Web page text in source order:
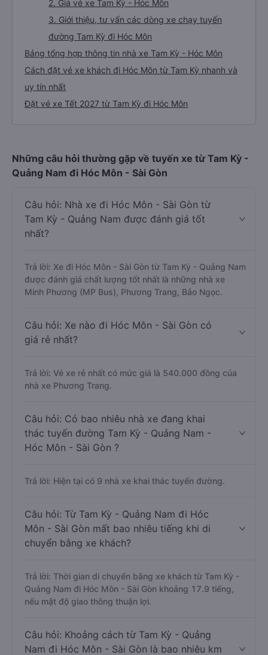
2. Giá vé xe Tam Kỳ - Hóc Môn
3. Giới thiệu, tư vấn các dòng xe chạy tuyến
đường Tam Kỳ đi Hóc Môn
Bảng tổng hợp thông tin nhà xe Tam Kỳ - Hóc Môn
Cách đặt vé xe khách đi Hóc Môn từ Tam Kỳ nhanh và
uy tín nhất
Đặt vé xe Tết 2027 từ Tam Kỳ đi Hóc Môn
Những câu hỏi thường gặp về tuyến xe từ Tam Kỳ -
Quảng Nam đi Hóc Môn - Sài Gòn
Câu hỏi: Nhà xe đi Hóc Môn - Sài Gòn từ
Tam Kỳ - Quảng Nam được đánh giá tốt
nhất?
Trả lời: Xe đi Hóc Môn - Sài Gòn từ Tam Kỳ - Quảng Nam
được đánh giá chất lượng tốt nhất là những nhà xe
Minh Phương (MP Bus), Phương Trang, Bảo Ngọc.
Câu hỏi: Xe nào đi Hóc Môn - Sài Gòn có
giá rẻ nhất?
Trả lời: Vé xe rẻ nhất có mức giá là 540.000 đồng của
nhà xe Phương Trang.
Câu hỏi: Có bao nhiêu nhà xe đang khai
thác tuyến đường Tam Kỳ - Quảng Nam -
Hóc Môn - Sài Gòn ?
Trả lời: Hiện tại có 9 nhà xe khai thác tuyến đường.
Câu hỏi: Từ Tam Kỳ - Quảng Nam đi Hóc
Môn - Sài Gòn mất bao nhiêu tiếng khi di
chuyển bằng xe khách?
Trả lời: Thời gian di chuyển bằng xe khách từ Tam Kỳ -
Quảng Nam đi Hóc Môn - Sài Gòn khoảng 17.9 tiếng,
nếu mật độ giao thông thuận lợi.
Câu hỏi: Khoảng cách từ Tam Kỳ - Quảng
Nam đi Hóc Môn - Sài Gòn là bao nhiêu km